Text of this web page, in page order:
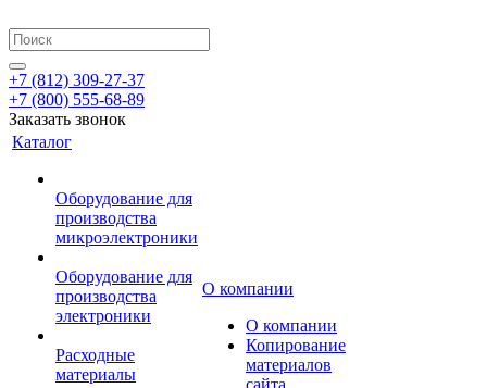
+7 (812) 309-27-37
+7 (800) 555-68-89
Заказать звонок
Каталог
Оборудование для
производства
микроэлектроники
Оборудование для
производства
электроники
Расходные
материалы
О компании
О компании
Копирование
материалов
сайта